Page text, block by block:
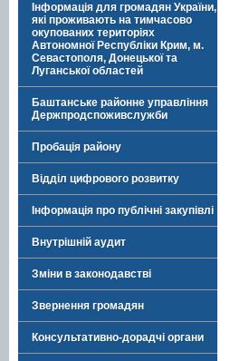
Інформація для громадян України,
які проживають на тимчасово
окупованих територіях
Автономної Республіки Крим, м.
Севастополя, Донецької та
Луганської областей
Баштанське районне управління
Держпродспоживслужби
Пробація району
Відділ цифрового розвитку
Інформація про публічні закупівлі
Внутрішній аудит
Зміни в законодавстві
Звернення громадян
Консультативно-дорадчі органи